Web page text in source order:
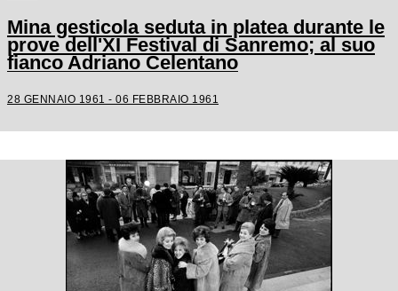
Mina gesticola seduta in platea durante le
prove dell'XI Festival di Sanremo; al suo
fianco Adriano Celentano
28 GENNAIO 1961 - 06 FEBBRAIO 1961